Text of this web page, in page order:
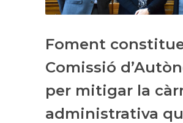
Foment
Comissió
per mitigar la
administrativa